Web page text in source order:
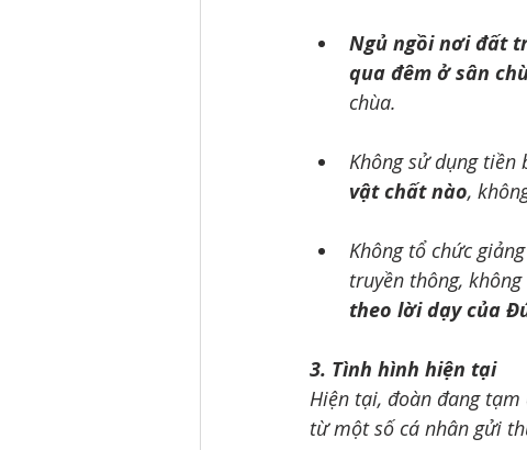
Ngủ ngồi nơi đất
qua đêm ở sân
chùa.
Không sử dụng tiền
vật chất nào,
Không tổ chức
truyền thông,
theo lời dạy của
3. Tình hình hiện tại
Hiện tại, đoàn đang
từ một số cá nhân gửi